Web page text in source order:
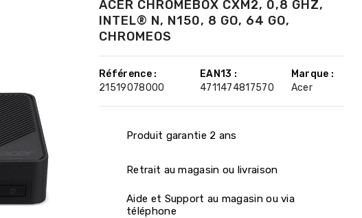
ACER CHROMEBOX CXM2, 0,8 GHZ,
INTEL® N, N150, 8 GO, 64 GO,
CHROMEOS
Référence :
21519078000
EAN13 :
4711474817570
Marque :
Acer
Produit garantie 2 ans
Retrait au magasin ou livraison
Aide et Support au magasin ou via
téléphone